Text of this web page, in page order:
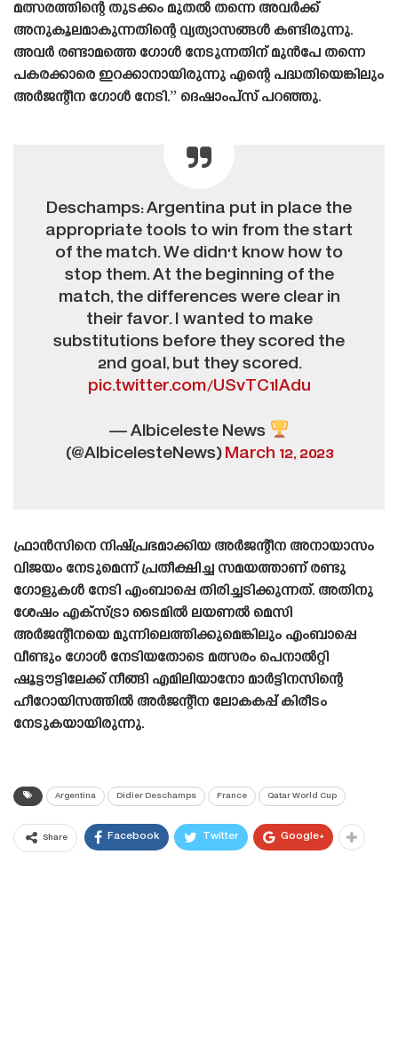
മത്സരത്തിന്റെ തുടക്കം മുതൽ തന്നെ അവർക്ക്
അനുകൂലമാകുന്നതിന്റെ വ്യത്യാസങ്ങൾ കണ്ടിരുന്നു.
അവർ രണ്ടാമത്തെ ഗോൾ നേടുന്നതിന് മുൻപേ തന്നെ
പകരക്കാരെ ഇറക്കാനായിരുന്നു എന്റെ പദ്ധതിയെങ്കിലും
അർജന്റീന ഗോൾ നേടി.” ദെഷാംപ്‌സ് പറഞ്ഞു.
Deschamps: Argentina put in place the
appropriate tools to win from the start
of the match. We didn't know how to
stop them. At the beginning of the
match, the differences were clear in
their favor. I wanted to make
substitutions before they scored the
2nd goal, but they scored.
pic.twitter.com/USvTC1IAdu
— Albiceleste News
(@AlbicelesteNews)March 12, 2023
ഫ്രാൻസിനെ നിഷ്പ്രഭമാക്കിയ അർജന്റീന അനായാസം
വിജയം നേടുമെന്ന് പ്രതീക്ഷിച്ച സമയത്താണ് രണ്ടു
ഗോളുകൾ നേടി എംബാപ്പെ തിരിച്ചടിക്കുന്നത്. അതിനു
ശേഷം എക്‌സ്ട്രാ ടൈമിൽ ലയണൽ മെസി
അർജന്റീനയെ മുന്നിലെത്തിക്കുമെങ്കിലും എംബാപ്പെ
വീണ്ടും ഗോൾ നേടിയതോടെ മത്സരം പെനാൽറ്റി
ഷൂട്ടൗട്ടിലേക്ക് നീങ്ങി എമിലിയാനോ മാർട്ടിനസിന്റെ
ഹീറോയിസത്തിൽ അർജന്റീന ലോകകപ്പ് കിരീടം
നേടുകയായിരുന്നു.
Argentina Didier Deschamps France Qatar World Cup
Share Facebook Twitter Google+